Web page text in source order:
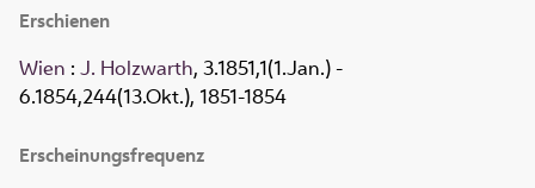
Erschienen
Wien : J. Holzwarth, 3.1851,1(1.Jan.) -
6.1854,244(13.Okt.), 1851-1854
Erscheinungsfrequenz